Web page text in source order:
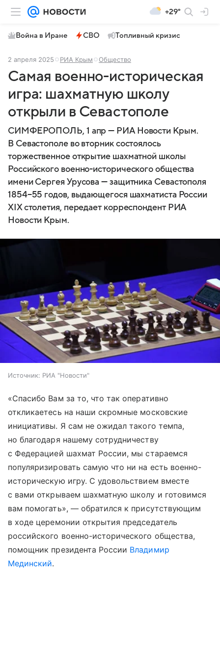
+29°
Война в Иране СВО Топливный кризис
2 апреля 2025 РИА Крым Общество
Самая военно-историческая
игра: шахматную школу
открыли в Севастополе
СИМФЕРОПОЛЬ, 1 апр — РИА Новости Крым.
В Севастополе во вторник состоялось
торжественное открытие шахматной школы
Российского военно-исторического общества
имени Сергея Урусова — защитника Севастополя
1854−55 годов, выдающегося шахматиста России
XIX столетия, передает корреспондент РИА
Новости Крым.
Источник: РИА "Новости"
«Спасибо Вам за то, что так оперативно
откликаетесь на наши скромные московские
инициативы. Я сам не ожидал такого темпа,
но благодаря нашему сотрудничеству
с Федерацией шахмат России, мы стараемся
популяризировать самую что ни на есть военно-
историческую игру. С удовольствием вместе
с вами открываем шахматную школу и готовимся
вам помогать», — обратился к присутствующим
в ходе церемонии открытия председатель
российского военно-исторического общества,
помощник президента России Владимир
Мединский.